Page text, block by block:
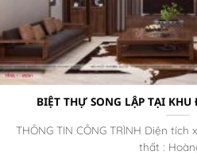
BIỆT THỰ SONG LẬP TẠI
THÔNG TIN CÔNG TRÌNH Diện
thất :